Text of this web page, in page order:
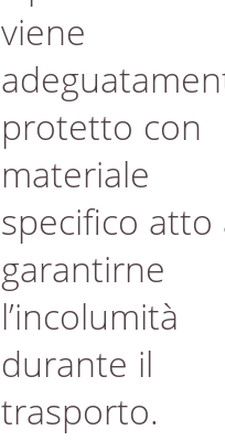
viene
protetto con
materiale
specifico atto
garantirne
l’incolumità
durante il
trasporto.